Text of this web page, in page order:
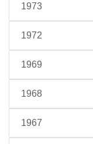
1973
1972
1969
1968
1967